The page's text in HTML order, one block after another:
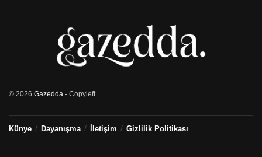
© 2026 Gazedda - Copyleft
Künye Dayanışma İletişim Gizlilik Politikası